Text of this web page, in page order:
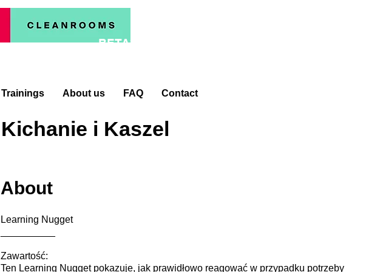
BETA*
Trainings About us FAQ Contact
Kichanie i Kaszel
About
Learning Nugget
Zawartość:
Ten Learning Nugget pokazuje, jak prawidłowo reagować w przypadku potrzeby